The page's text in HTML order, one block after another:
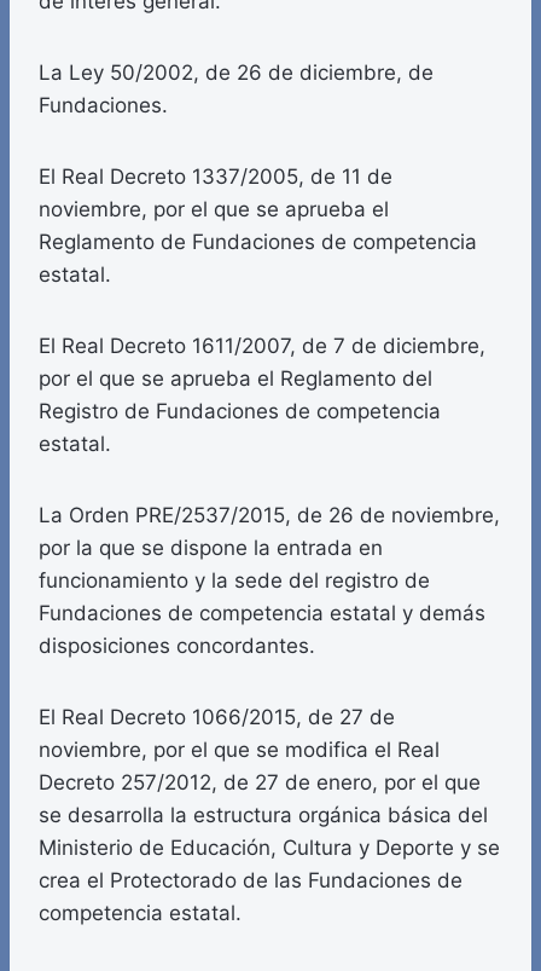
La Ley 50/2002, de 26 de diciembre, de
Fundaciones.
El Real Decreto 1337/2005, de 11 de
noviembre, por el que se aprueba el
Reglamento de Fundaciones de competencia
estatal.
El Real Decreto 1611/2007, de 7 de diciembre,
por el que se aprueba el Reglamento del
Registro de Fundaciones de competencia
estatal.
La Orden PRE/2537/2015, de 26 de noviembre,
por la que se dispone la entrada en
funcionamiento y la sede del registro de
Fundaciones de competencia estatal y demás
disposiciones concordantes.
El Real Decreto 1066/2015, de 27 de
noviembre, por el que se modifica el Real
Decreto 257/2012, de 27 de enero, por el que
se desarrolla la estructura orgánica básica del
Ministerio de Educación, Cultura y Deporte y se
crea el Protectorado de las Fundaciones de
competencia estatal.